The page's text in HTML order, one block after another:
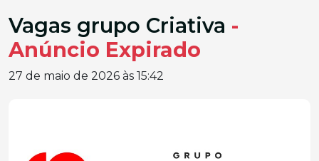
Vagas grupo Criativa -
Anúncio Expirado
27 de maio de 2026 às 15:42